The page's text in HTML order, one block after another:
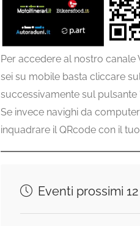
Per accedere al nostro canale
sei su mobile basta cliccare
successivamente sul pulsante
Se invece navighi da
inquadrare il QRcode con il
Eventi prossimi